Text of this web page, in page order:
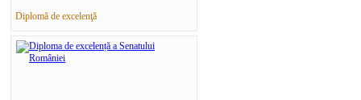
Diplomă de excelenţă